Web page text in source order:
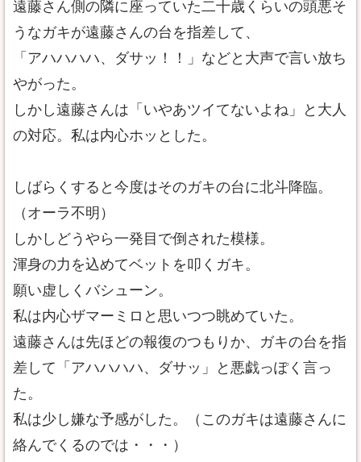
遠藤さん側の隣に座っていた二十歳くらいの頭悪そ
うなガキが遠藤さんの台を指差して、
「アハハハハ、ダサッ！！」などと大声で言い放ち
やがった。
しかし遠藤さんは「いやあツイてないよね」と大人
の対応。私は内心ホッとした。
しばらくすると今度はそのガキの台に北斗降臨。
（オーラ不明）
しかしどうやら一発目で倒された模様。
渾身の力を込めてベットを叩くガキ。
願い虚しくバシューン。
私は内心ザマーミロと思いつつ眺めていた。
遠藤さんは先ほどの報復のつもりか、ガキの台を指
差して「アハハハハ、ダサッ」と悪戯っぽく言っ
た。
私は少し嫌な予感がした。（このガキは遠藤さんに
絡んでくるのでは・・・）